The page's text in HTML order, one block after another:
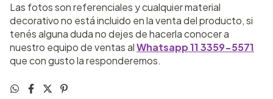
Las fotos son referenciales y cualquier material
decorativo no está incluido en la venta del producto, si
tenés alguna duda no dejes de hacerla conocer a
nuestro equipo de ventas alWhatsapp 11 3359-5571
que con gusto la responderemos.